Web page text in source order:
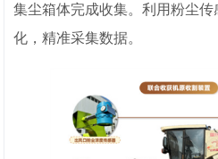
集尘箱体完成收集。利用粉尘
化，精准采集数据。